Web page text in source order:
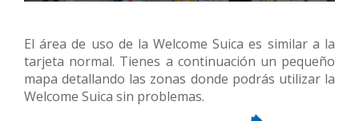
El área de uso de la Welcome Suica es similar a la
tarjeta normal. Tienes a continuación un pequeño
mapa detallando las zonas donde podrás utilizar la
Welcome Suica sin problemas.